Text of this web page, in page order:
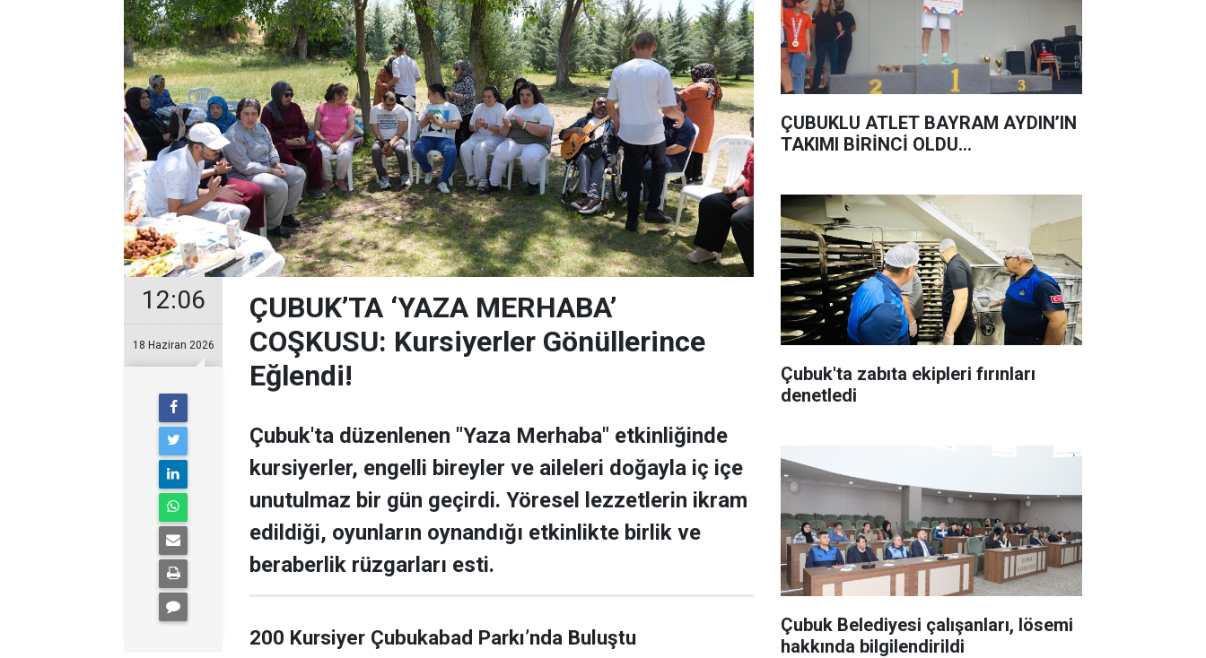
12:06
18 Haziran 2026
ÇUBUK’TA ‘YAZA MERHABA’
COŞKUSU: Kursiyerler Gönüllerince
Eğlendi!
Çubuk'ta düzenlenen "Yaza Merhaba" etkinliğinde
kursiyerler, engelli bireyler ve aileleri doğayla iç içe
unutulmaz bir gün geçirdi. Yöresel lezzetlerin ikram
edildiği, oyunların oynandığı etkinlikte birlik ve
beraberlik rüzgarları esti.
200 Kursiyer Çubukabad Parkı’nda Buluştu
ÇUBUKLU ATLET BAYRAM AYDIN’IN
TAKIMI BİRİNCİ OLDU...
Çubuk'ta zabıta ekipleri fırınları
denetledi
Çubuk Belediyesi çalışanları, lösemi
hakkında bilgilendirildi